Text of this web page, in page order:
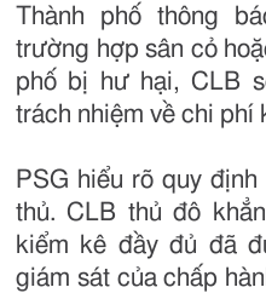
Thành phố thông
trường hợp sân cỏ
phố bị hư hại, CLB
trách nhiệm về chi phí
PSG hiểu rõ quy
thủ. CLB thủ đô
kiểm kê đầy đủ đã
giám sát của chấp